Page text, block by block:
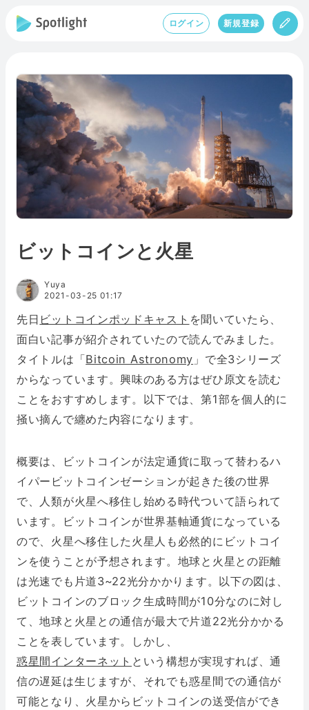
ログイン 新規登録
ビットコインと火星
Yuya
2021-03-25 01:17
先日 ビットコインポッドキャスト を聞いていたら、
面白い記事が紹介されていたので読んでみました。
タイトルは「Bitcoin Astronomy 」で全3シリーズ
からなっています。興味のある方はぜひ原文を読む
ことをおすすめします。以下では、第1部を個人的に
掻い摘んで纏めた内容になります。
概要は、ビットコインが法定通貨に取って替わるハ
イパービットコインゼーションが起きた後の世界
で、人類が火星へ移住し始める時代ついて語られて
います。ビットコインが世界基軸通貨になっている
ので、火星へ移住した火星人も必然的にビットコイ
ンを使うことが予想されます。地球と火星との距離
は光速でも片道3~22光分かかります。以下の図は、
ビットコインのブロック生成時間が10分なのに対し
て、地球と火星との通信が最大で片道22光分かかる
ことを表しています。しかし、
惑星間インターネット という構想が実現すれば、通
信の遅延は生じますが、それでも惑星間での通信が
可能となり、火星からビットコインの送受信ができ